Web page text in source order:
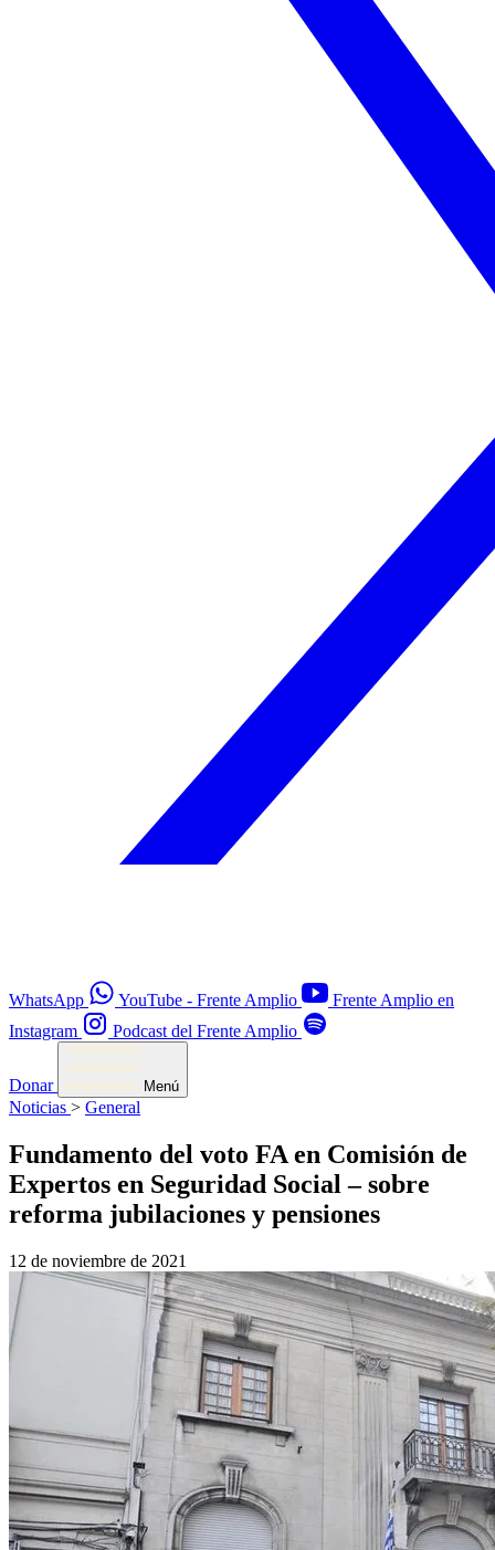
WhatsApp YouTube - Frente Amplio
Frente Amplio en
Instagram
Podcast del Frente Amplio
Donar Menú
Noticias > General
Fundamento del voto FA en Comisión de
Expertos en Seguridad Social – sobre
reforma jubilaciones y pensiones
12 de noviembre de 2021